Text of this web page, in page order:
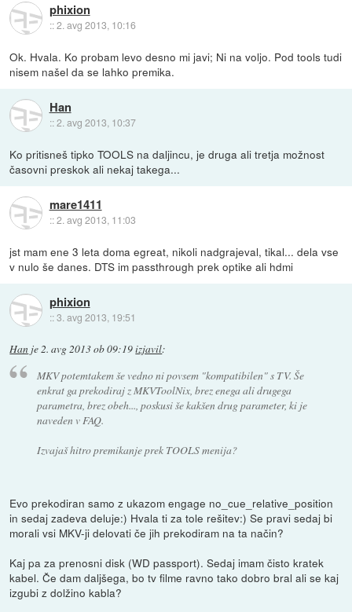
phixion
::2. avg 2013, 10:16
Ok. Hvala. Ko probam levo desno mi javi; Ni na voljo. Pod tools tudi
nisem našel da se lahko premika.
Han
::2. avg 2013, 10:37
Ko pritisneš tipko TOOLS na daljincu, je druga ali tretja možnost
časovni preskok ali nekaj takega...
mare1411
::2. avg 2013, 11:03
jst mam ene 3 leta doma egreat, nikoli nadgrajeval, tikal... dela vse
v nulo še danes. DTS im passthrough prek optike ali hdmi
phixion
::3. avg 2013, 19:51
Han je2. avg 2013 ob 09:19izjavil:
MKV potemtakem še vedno ni povsem "kompatibilen" s TV. Še
enkrat ga prekodiraj z MKVToolNix, brez enega ali drugega
parametra, brez obeh..., poskusi še kakšen drug parameter, ki je
naveden v FAQ.
Izvajaš hitro premikanje prek TOOLS menija?
Evo prekodiran samo z ukazom engage no_cue_relative_position
in sedaj zadeva deluje:) Hvala ti za tole rešitev:) Se pravi sedaj bi
morali vsi MKV-ji delovati če jih prekodiram na ta način?
Kaj pa za prenosni disk (WD passport). Sedaj imam čisto kratek
kabel. Če dam daljšega, bo tv filme ravno tako dobro bral ali se kaj
izgubi z dolžino kabla?